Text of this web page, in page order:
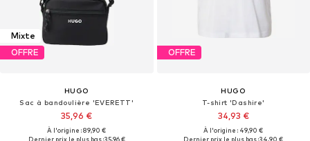
Mixte
OFFRE
HUGO
Sac à bandoulière 'EVERETT'
35,96 €
À l'origine : 89,90 €
Dernier prix le plus bas :35,96 €
OFFRE
HUGO
T-shirt 'Dashire'
34,93 €
À l'origine : 49,90 €
Dernier prix le plus bas :34,90 €